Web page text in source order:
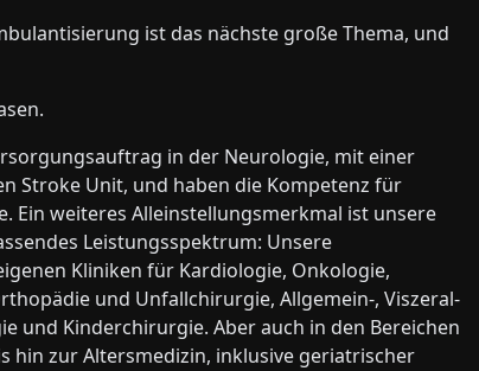
ist das nächste große Thema, und
in der Neurologie, mit einer
Stroke Unit, und haben die Kompetenz für
Ein weiteres Alleinstellungsmerkmal ist unsere
Leistungsspektrum: Unsere
Kliniken für Kardiologie, Onkologie,
und Unfallchirurgie, Allgemein-, Viszeral-
und Kinderchirurgie. Aber auch in den Bereichen
hin zur Altersmedizin, inklusive geriatrischer